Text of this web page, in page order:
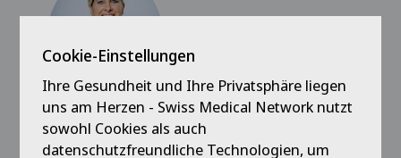
Ärztezentrum Ittigen
Corinne Herren
Cookie-Einstellungen
Ihre Gesundheit und Ihre Privatsphäre liegen
uns am Herzen - Swiss Medical Network nutzt
sowohl Cookies als auch
datenschutzfreundliche Technologien, um